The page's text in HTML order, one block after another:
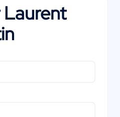
Laurent